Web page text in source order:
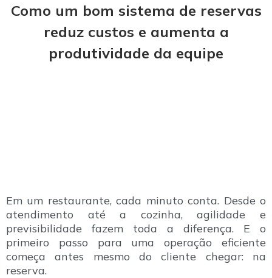
Como um bom sistema de reservas
reduz custos e aumenta a
produtividade da equipe
Em um restaurante, cada minuto conta. Desde o
atendimento até a cozinha, agilidade e
previsibilidade fazem toda a diferença. E o
primeiro passo para uma operação eficiente
começa antes mesmo do cliente chegar: na
reserva.